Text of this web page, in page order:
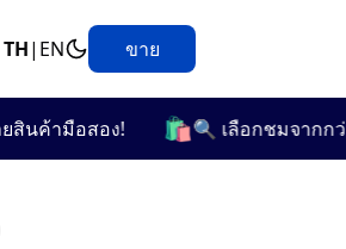
TH| EN ขาย
มือสอง! 🛍️ 🔍 เลือกชมจากกว่า